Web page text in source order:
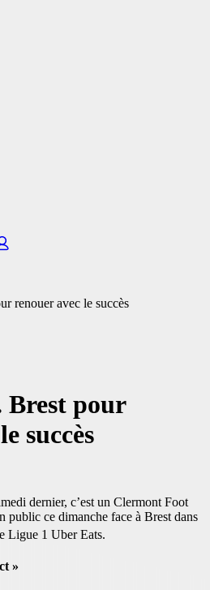
renouer avec le succès
Brest pour
succès
dernier, c’est un Clermont Foot
public ce dimanche face à Brest dans
Ligue 1 Uber Eats.
»